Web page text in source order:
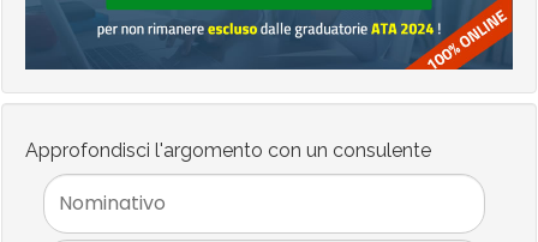
Approfondisci l'argomento con un consulente